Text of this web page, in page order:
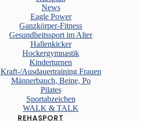
News
Eagle Power
Ganzkörper-Fitness
Gesundheitssport im Alter
Hallenkicker
Hockergymnastik
Kinderturnen
Kraft-/Ausdauertraining Frauen
Männerbauch, Beine, Po
Pilates
Sportabzeichen
WALK & TALK
REHASPORT